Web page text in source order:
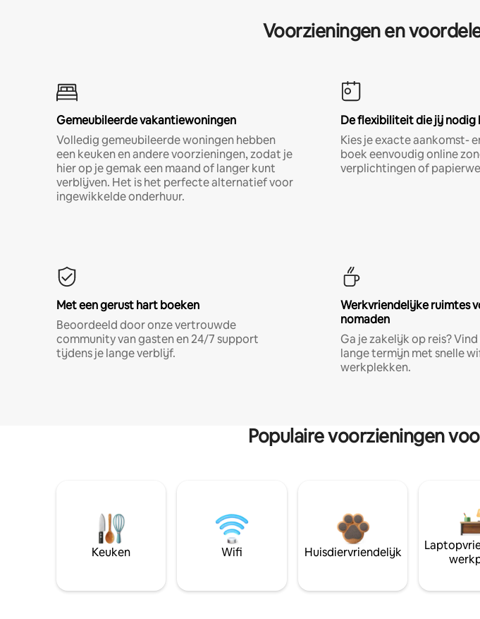
Voorzieningen en
Gemeubileerde vakantiewoningen
Volledig gemeubileerde woningen hebben
een keuken en andere voorzieningen, zodat je
hier op je gemak een maand of langer kunt
verblijven. Het is het perfecte alternatief voor
ingewikkelde onderhuur.
De flexibiliteit die jij nodig
Kies je exacte aankomst-
boek eenvoudig online
verplichtingen of
Met een gerust hart boeken
Beoordeeld door onze vertrouwde
community van gasten en 24/7 support
tijdens je lange verblijf.
Werkvriendelijke ruimtes
nomaden
Ga je zakelijk op reis?
lange termijn met snelle
werkplekken.
Populaire voorzieningen
Keuken Wifi Huisdiervriendelijk